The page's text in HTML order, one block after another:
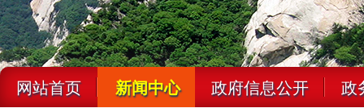
网站首页 新闻中心 政府信息公开 政